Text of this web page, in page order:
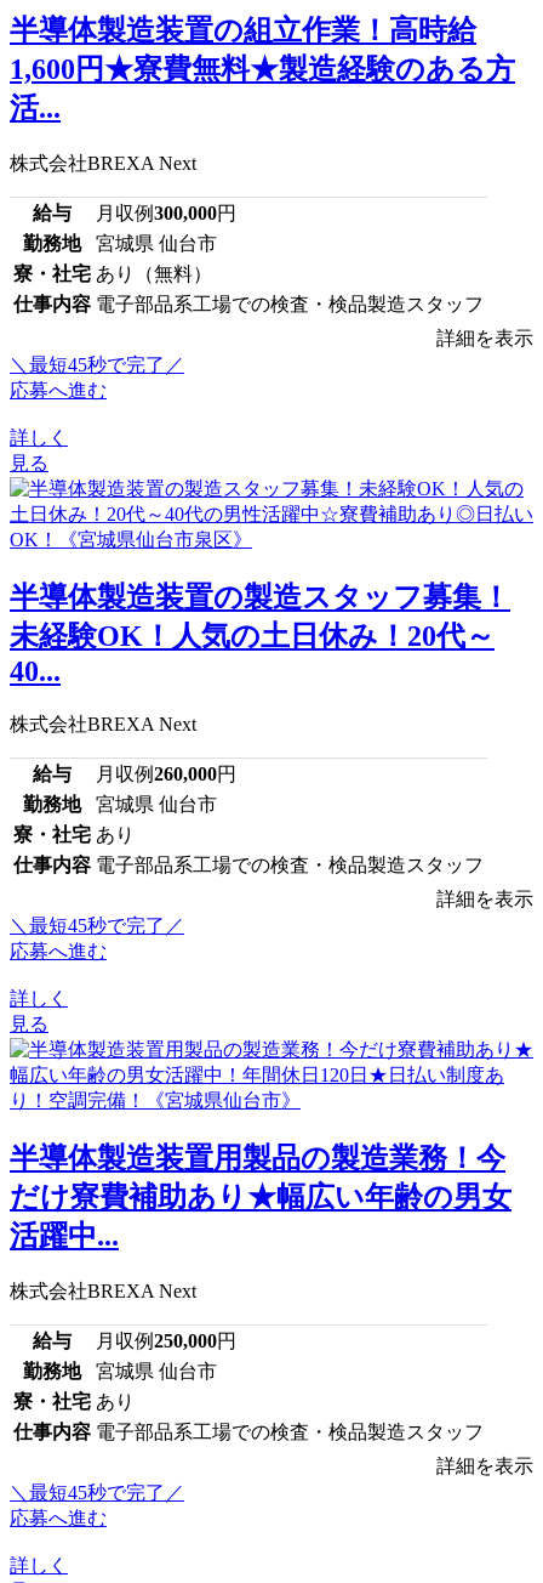
半導体製造装置の組立作業！高時給
1,600円★寮費無料★製造経験のある方
活...
株式会社BREXA Next
給与 月収例300,000円
勤務地
宮城県 仙台市
寮・社宅 あり（無料）
仕事内容 電子部品系工場での検査・検品製造スタッフ
詳細を表示
＼最短45秒で完了／
応募へ進む
詳しく
見る
半導体製造装置の製造スタッフ募集！
未経験OK！人気の土日休み！20代～
40...
株式会社BREXA Next
給与 月収例260,000円
勤務地
宮城県 仙台市
寮・社宅 あり
仕事内容 電子部品系工場での検査・検品製造スタッフ
詳細を表示
＼最短45秒で完了／
応募へ進む
詳しく
見る
半導体製造装置用製品の製造業務！今
だけ寮費補助あり★幅広い年齢の男女
活躍中...
株式会社BREXA Next
給与 月収例250,000円
勤務地
宮城県 仙台市
寮・社宅 あり
仕事内容 電子部品系工場での検査・検品製造スタッフ
詳細を表示
＼最短45秒で完了／
応募へ進む
詳しく